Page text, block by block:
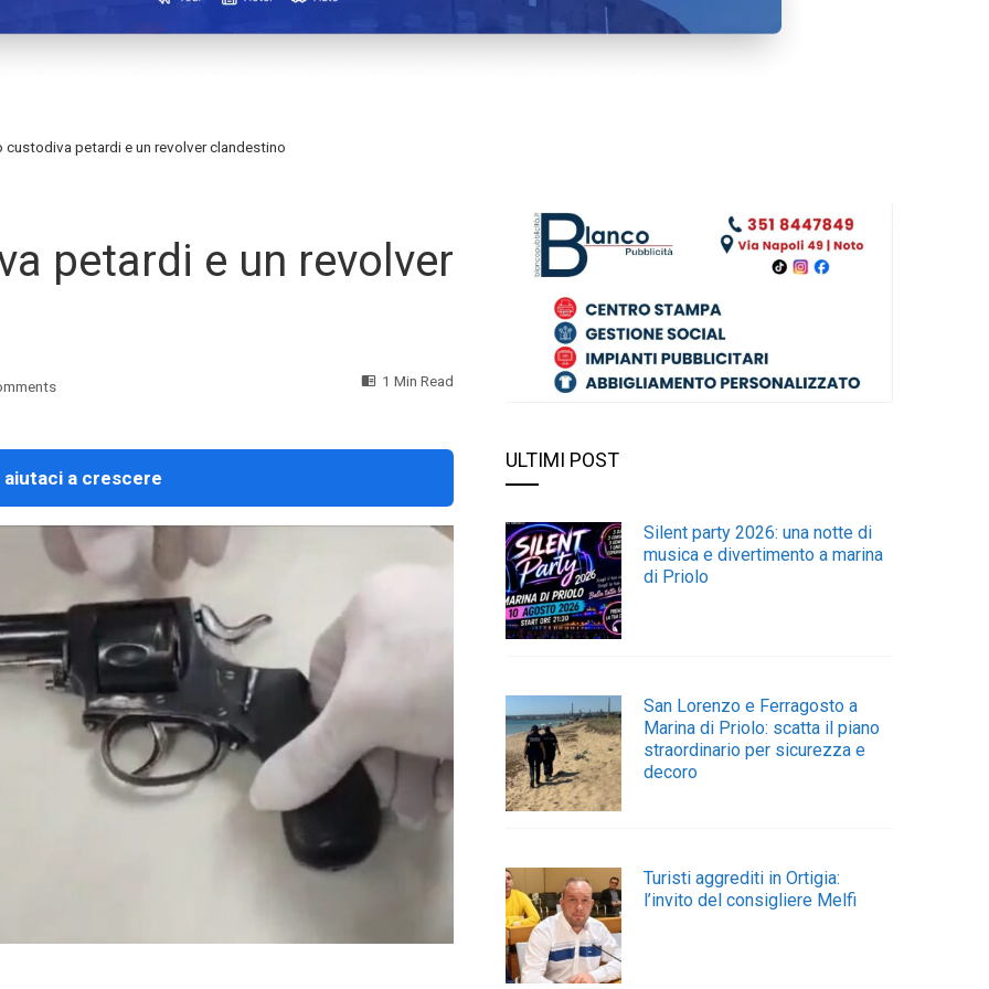
custodiva petardi e un revolver clandestino
petardi e un revolver
1 Min Read
aiutaci a crescere
ULTIMI POST
Silent party 2026: una notte di
musica e divertimento a marina
di Priolo
San Lorenzo e Ferragosto a
Marina di Priolo: scatta il piano
straordinario per sicurezza e
decoro
Turisti aggrediti in Ortigia:
l’invito del consigliere Melfi